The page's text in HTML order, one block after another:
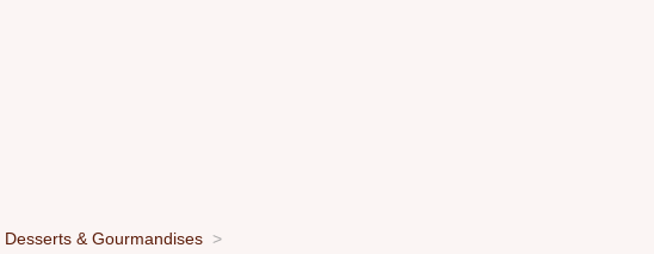
Desserts & Gourmandises